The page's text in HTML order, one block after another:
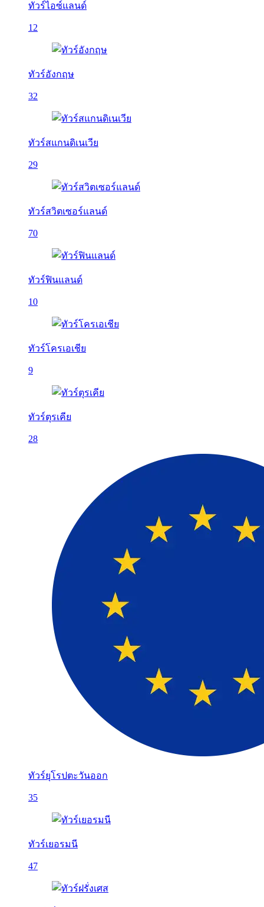
ทัวร์ไอซ์แลนด์
12
ทัวร์อังกฤษ
32
ทัวร์สแกนดิเนเวีย
29
ทัวร์สวิตเซอร์แลนด์
70
ทัวร์ฟินแลนด์
10
ทัวร์โครเอเชีย
9
ทัวร์ตุรเคีย
28
ทัวร์ยุโรปตะวันออก
35
ทัวร์เยอรมนี
47